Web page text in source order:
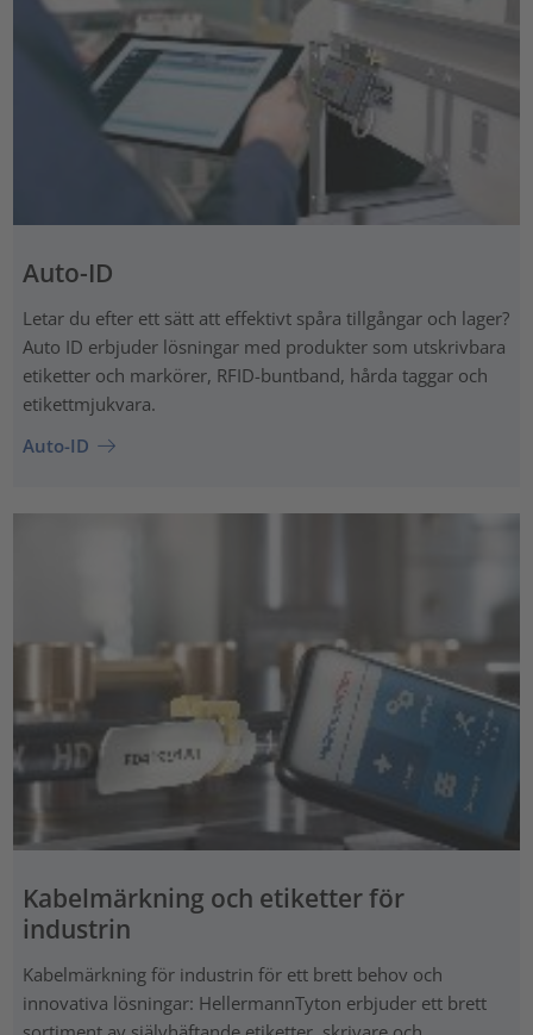
Auto-ID
Letar du efter ett sätt att effektivt spåra tillgångar och lager?
Auto ID erbjuder lösningar med produkter som utskrivbara
etiketter och markörer, RFID-buntband, hårda taggar och
etikettmjukvara.
Auto-ID
Kabelmärkning och etiketter för
industrin
Kabelmärkning för industrin för ett brett behov och
innovativa lösningar: HellermannTyton erbjuder ett brett